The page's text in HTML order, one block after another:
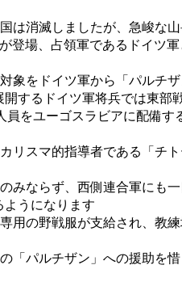
は消滅しましたが、急峻な
登場、占領軍であるドイツ
象をドイツ軍から「パルチ
するドイツ軍将兵では東
をユーゴスラビアに配備
リスマ的指導者である「チ
みならず、西側連合軍にも
ようになります
用の野戦服が支給され、教
「パルチザン」への援助を